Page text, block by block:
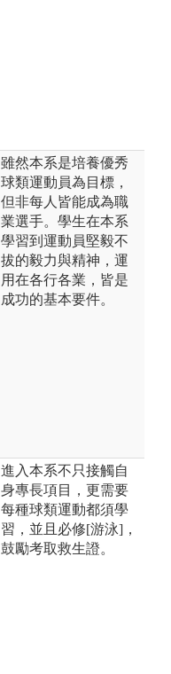
雖然本系是培養優秀
球類運動員為目標，
但非每人皆能成為職
業選手。學生在本系
學習到運動員堅毅不
拔的毅力與精神，運
用在各行各業，皆是
成功的基本要件。
進入本系不只接觸自
身專長項目，更需要
每種球類運動都須學
習，並且必修[游泳]，
鼓勵考取救生證。